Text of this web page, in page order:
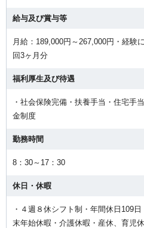
給与及び賞与等
月給：189,000円～267,000円・経験
回3ヶ月分
福利厚生及び待遇
・社会保険完備・扶養手当・住宅手
金制度
勤務時間
8：30～17：30
休日・休暇
・４週８休シフト制・年間休日109
末年始休暇・介護休暇・産休、育児